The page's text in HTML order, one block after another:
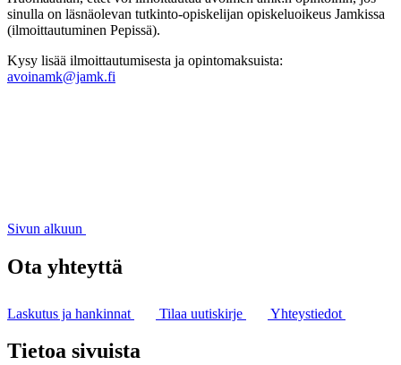
sinulla on läsnäolevan tutkinto-opiskelijan opiskeluoikeus Jamkissa
(ilmoittautuminen Pepissä).
Kysy lisää ilmoittautumisesta ja opintomaksuista:
avoinamk@jamk.fi
Sivun alkuun
Ota yhteyttä
Laskutus ja hankinnat Tilaa uutiskirje Yhteystiedot
Tietoa sivuista